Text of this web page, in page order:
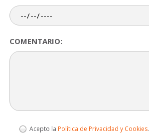
COMENTARIO:
Acepto la Política de Privacidad y Cookies.